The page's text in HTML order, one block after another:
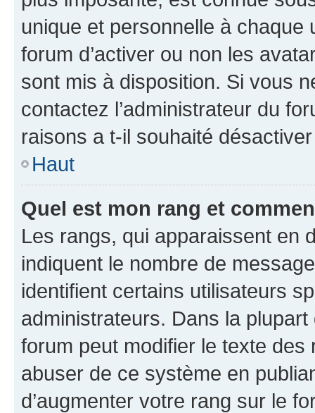
unique et personnelle à chaque
forum d’activer ou non les
sont mis à disposition. Si vous
contactez l’administrateur du
raisons a t-il souhaité
Haut
Quel est mon rang et
Les rangs, qui apparaissent en
indiquent le nombre de
identifient certains utilisateurs
administrateurs. Dans la
forum peut modifier le texte
abuser de ce système en
d’augmenter votre rang sur le